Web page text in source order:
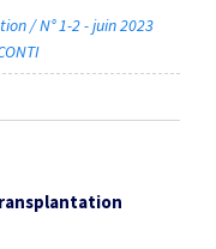
/ N° 1-2 - juin 2023